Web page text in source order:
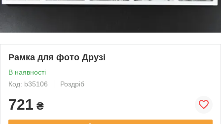
Рамка для фото Друзі
В наявності
Код: b35106
Роздріб
721 ₴